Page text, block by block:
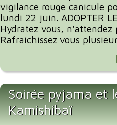
vigilance rouge canicule
lundi 22 juin. ADOPTER
Hydratez vous,
Rafraichissez vous
Soirée pyjama et
Kamishibaï